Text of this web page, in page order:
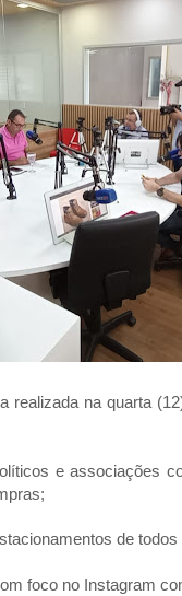
realizada na quarta
e associações
de
foco no Instagram